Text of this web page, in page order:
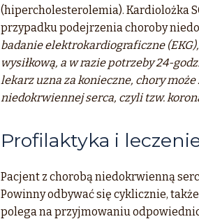
(hipercholesterolemia). Kardiolożka
przypadku podejrzenia choroby
badanie elektrokardiograficzne
wysiłkową, a w razie potrzeby 24-
lekarz uzna za konieczne, chory
niedokrwiennej serca, czyli tzw.
Profilaktyka i
Pacjent z chorobą niedokrwienną
Powinny odbywać się cyklicznie,
polega na przyjmowaniu